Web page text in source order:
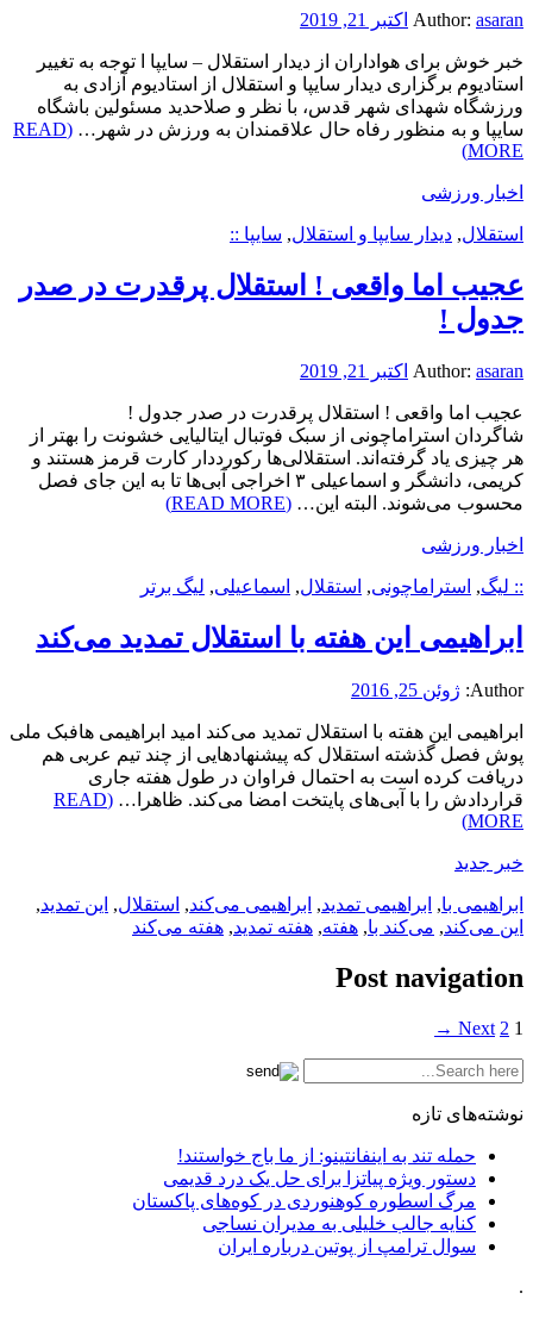
Author: asaran اکتبر 21, 2019
خبر خوش برای هواداران از دیدار استقلال – سایپا ا توجه به تغییر
استادیوم برگزاری دیدار سایپا و استقلال از استادیوم آزادی به
ورزشگاه شهدای شهر قدس، با نظر و صلاحدید مسئولین باشگاه
سایپا و به منظور رفاه حال علاقمندان به ورزش در شهر…
(READ
MORE)
اخبار ورزشی
استقلال, دیدار سایپا و استقلال, سایپا ::
عجیب اما واقعی ! استقلال پرقدرت در صدر
جدول !
Author: asaran اکتبر 21, 2019
عجیب اما واقعی ! استقلال پرقدرت در صدر جدول !
شاگردان استراماچونی از سبک فوتبال ایتالیایی خشونت را بهتر از
هر چیزی یاد گرفته‌اند. استقلالی‌ها رکورددار کارت قرمز هستند و
کریمی، دانشگر و اسماعیلی ۳ اخراجی آبی‌ها تا به این جای فصل
محسوب می‌شوند. البته این… (READ MORE)
اخبار ورزشی
:: لیگ, استراماچونی, استقلال, اسماعیلی, لیگ برتر
ابراهیمی این هفته با استقلال تمدید می‌کند
Author: ژوئن 25, 2016
ابراهیمی این هفته با استقلال تمدید می‌کند امید ابراهیمی هافبک ملی
پوش فصل گذشته استقلال که پیشنهادهایی از چند تیم عربی هم
دریافت کرده است به احتمال فراوان در طول هفته جاری
قراردادش را با آبی‌های پایتخت امضا می‌کند. ظاهرا…
(READ
MORE)
خبر جدید
ابراهیمی با, ابراهیمی تمدید, ابراهیمی می‌کند, استقلال, این تمدید,
این می‌کند, می‌کند با, هفته, هفته تمدید, هفته می‌کند
Post navigation
1
2
Next →
نوشته‌های تازه
حمله تند به اینفانتینو: از ما باج خواستند!
دستور ویژه پیاتزا برای حل یک درد قدیمی
مرگ اسطوره کوهنوردی در کوه‌های پاکستان
کنایه جالب خلیلی به مدیران نساجی
سوال ترامپ از پوتین درباره ایران
.